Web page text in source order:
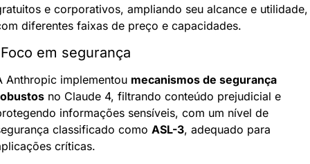
e corporativos, ampliando seu alcance e utilidade,
diferentes faixas de preço e capacidades.
em segurança
Anthropic implementou mecanismos de segurança
no Claude 4, filtrando conteúdo prejudicial e
informações sensíveis, com um nível de
classificado como ASL-3, adequado para
críticas.